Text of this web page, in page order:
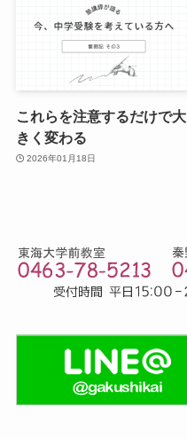
これらを注意するだけで大
きく変わる
2026年01月18日